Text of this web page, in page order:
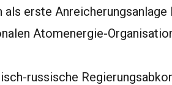
als erste
Atomenergie-
russische